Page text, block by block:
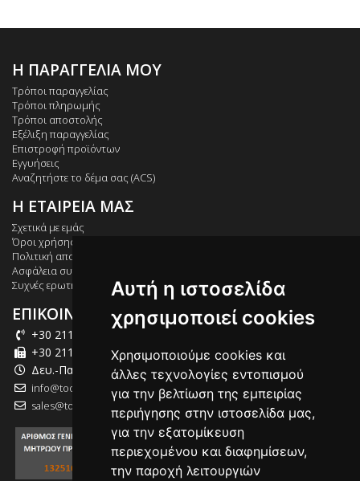
Η ΠΑΡΑΓΓΕΛΙΑ ΜΟΥ
Τρόποι παραγγελίας
Τρόποι πληρωμής
Τρόποι αποστολής
Εξέλιξη παραγγελίας
Επιστροφή προϊόντων
Εγγυήσεις
Αναζητήστε το δέμα σας (ACS)
Η ΕΤΑΙΡΕΙΑ ΜΑΣ
Σχετικά με εμάς
Όροι χρήσης
Πολιτική απορρήτου
Ασφάλεια συναλλαγών
Συχνές ερωτήσεις
ΕΠΙΚΟΙΝΩΝΙΑ
+30 211 012 2003
+30 211 012 2004
Δευ.-Παρ.: 09:00-18:00
info@tool-market.gr
sales@tool-market.gr
Αυτή η ιστοσελίδα
χρησιμοποιεί cookies
Χρησιμοποιούμε cookies και
άλλες τεχνολογίες εντοπισμού
για την βελτίωση της εμπειρίας
περιήγησης στην ιστοσελίδα μας,
για την εξατομίκευση
περιεχομένου και διαφημίσεων,
την παροχή λειτουργιών